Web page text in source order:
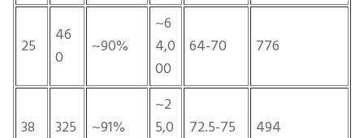
25
46
0
~90%
~6
4,0
00
64-70 776
38 325 ~91%
~2
5,0
72.5-75 494